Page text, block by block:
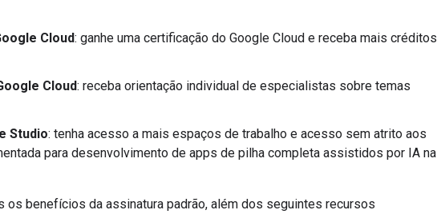
Cloud: ganhe uma certificação do Google Cloud e receba mais créditos
Cloud: receba orientação individual de especialistas sobre temas
Studio: tenha acesso a mais espaços de trabalho e acesso sem atrito aos
para desenvolvimento de apps de pilha completa assistidos por IA na
os benefícios da assinatura padrão, além dos seguintes recursos